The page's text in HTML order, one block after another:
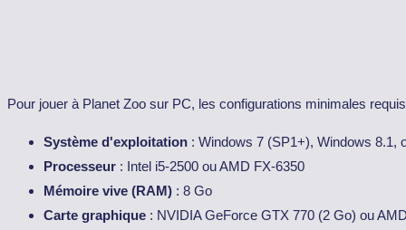
Pour jouer à Planet Zoo sur PC, les configurations minimales
Système d'exploitation : Windows 7 (SP1+), Windows 8.1,
Processeur : Intel i5-2500 ou AMD FX-6350
Mémoire vive (RAM) : 8 Go
Carte graphique : NVIDIA GeForce GTX 770 (2 Go) ou